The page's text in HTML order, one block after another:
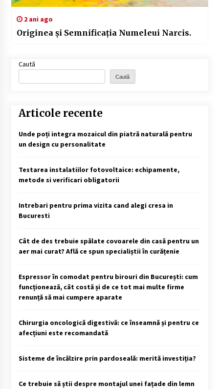
2 ani ago
Originea și Semnificația Numeleui Narcis.
Caută
Caută
Articole recente
Unde poți integra mozaicul din piatră naturală pentru
un design cu personalitate
Testarea instalatiilor fotovoltaice: echipamente,
metode si verificari obligatorii
Intrebari pentru prima vizita cand alegi cresa in
Bucuresti
Cât de des trebuie spălate covoarele din casă pentru un
aer mai curat? Află ce spun specialiștii în curățenie
Espressor în comodat pentru birouri din București: cum
funcționează, cât costă și de ce tot mai multe firme
renunță să mai cumpere aparate
Chirurgia oncologică digestivă: ce înseamnă și pentru ce
afecțiuni este recomandată
Sisteme de încălzire prin pardoseală: merită investiția?
Ce trebuie să știi despre montajul unei fațade din lemn